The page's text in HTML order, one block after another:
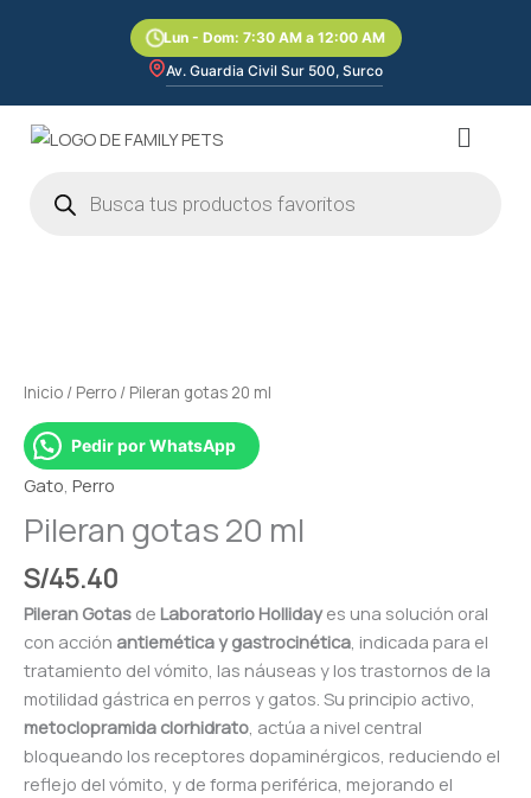
Lun - Dom: 7:30 AM a 12:00 AM
Av. Guardia Civil Sur 500, Surco
Menú
productos
Inicio / Perro / Pileran gotas 20 ml
Pedir por WhatsApp
Gato Perro
Pileran gotas 20 ml
S/45.40
Pileran Gotas de Laboratorio Hollidayes una solución oral
con acción antiemética y gastrocinética , indicada para el
tratamiento del vómito, las náuseas y los trastornos de la
motilidad gástrica en perros y gatos. Su principio activo,
metoclopramida clorhidrato , actúa a nivel central
bloqueando los receptores dopaminérgicos, reduciendo el
reflejo del vómito, y de forma periférica, mejorando el
cantidad